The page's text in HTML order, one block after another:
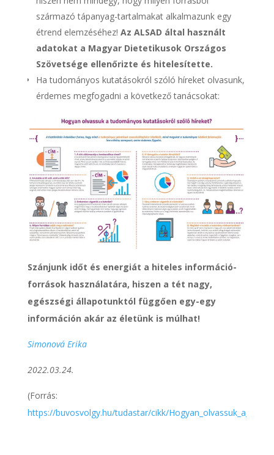
származó tápanyag-tartalmakat alkalmazunk egy
étrend elemzéséhez! Az ALSAD által használt
adatokat a Magyar Dietetikusok Országos
Szövetsége ellenőrizte és hitelesítette.
Ha tudományos kutatásokról szóló híreket olvasunk,
érdemes megfogadni a következő tanácsokat:
Szánjunk időt és energiát a hiteles információ-
források használatára, hiszen a tét nagy,
egészségi állapotunktól függően egy-egy
információn akár az életünk is múlhat!
Simonová Erika
2022.03.24.
(Forrás:
https://buvosvolgy.hu/tudastar/cikk/